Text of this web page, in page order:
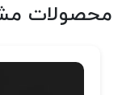
محصولات